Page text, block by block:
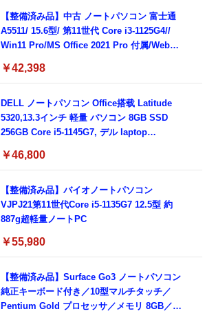
8GB,SSD256GB)
【整備済み品】中古 ノートパソコン 富士通
A5511/ 15.6型/ 第11世代 Core i3-1125G4//
Win11 Pro/MS Office 2021 Pro 付属/Webカ
3.0)/ 有線静音マウス付属/ 180日保証（メモリ
￥42,398
DELL ノートパソコン Office搭载 Latitude
5320,13.3インチ 軽量 パソコン 8GB SSD
256GB Core i5-1145G7, デル laptop
ド付き (整備済み品)
￥46,800
【整備済み品】バイオノートパソコン
VJPJ21第11世代Core i5-1135G7 12.5型 約
887g超軽量ノートPC
￥55,980
【整備済み品】Surface Go3 ノートパソコン
純正キーボード付き／10型マルチタッチ／
Pentium Gold プロセッサ／メモリ 8GB／